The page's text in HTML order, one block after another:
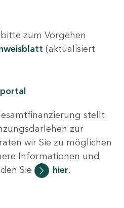
zum Vorgehen
(aktualisiert
stellt
zur
wir Sie zu möglichen
Informationen und
Sie
hier.